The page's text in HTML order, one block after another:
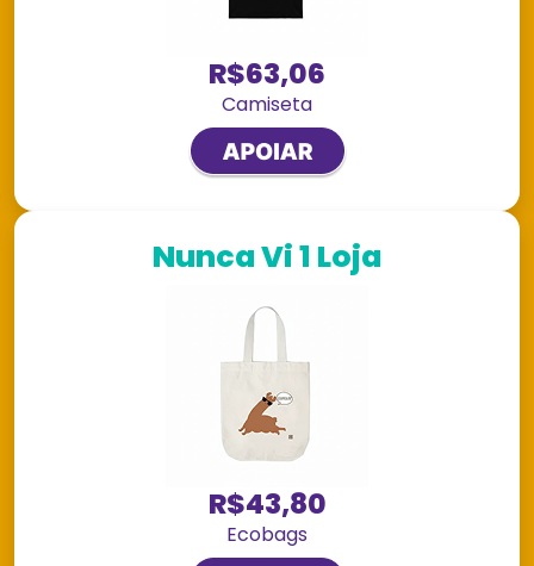
R$63,06
Camiseta
Nunca Vi 1 Loja
R$43,80
Ecobags